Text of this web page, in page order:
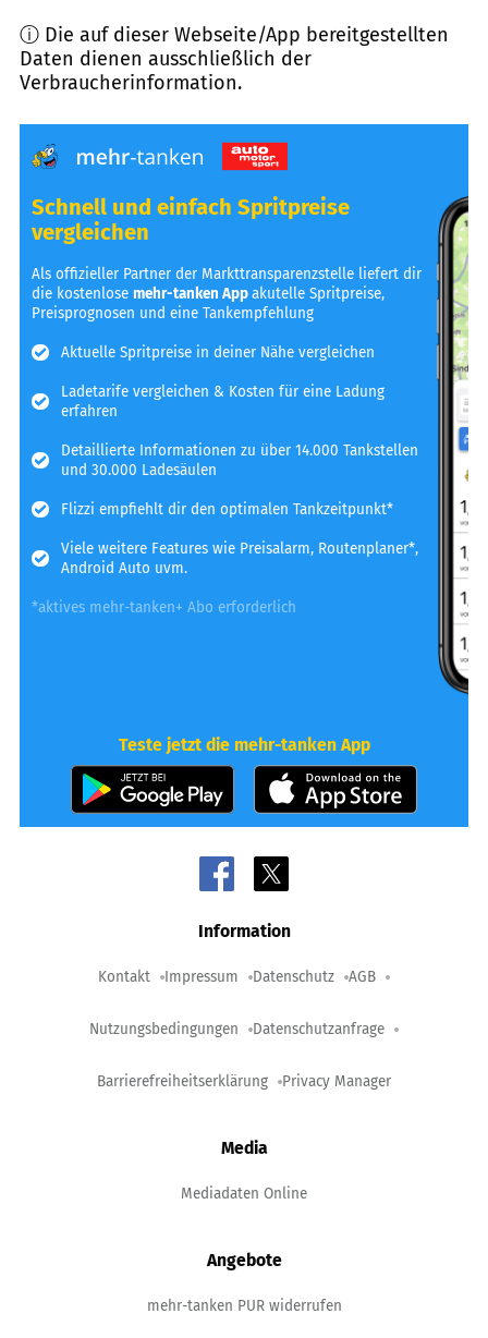
ⓘ Die auf dieser Webseite/App bereitgestellten
Daten dienen ausschließlich der
Verbraucherinformation.
Schnell und einfach Spritpreise
vergleichen
Als offizieller Partner der Markttransparenzstelle liefert dir
die kostenlosemehr-tanken Appakutelle Spritpreise,
Preisprognosen und eine Tankempfehlung
Aktuelle Spritpreise in deiner Nähe vergleichen
Ladetarife vergleichen & Kosten für eine Ladung
erfahren
Detaillierte Informationen zu über 14.000 Tankstellen
und 30.000 Ladesäulen
Flizzi empfiehlt dir den optimalen Tankzeitpunkt*
Viele weitere Features wie Preisalarm, Routenplaner*,
Android Auto uvm.
*aktives mehr-tanken+ Abo erforderlich
Teste jetzt die mehr-tanken App
Information
Kontakt Impressum Datenschutz AGB
Nutzungsbedingungen Datenschutzanfrage
Barrierefreiheitserklärung Privacy Manager
Media
Mediadaten Online
Angebote
mehr-tanken PUR widerrufen